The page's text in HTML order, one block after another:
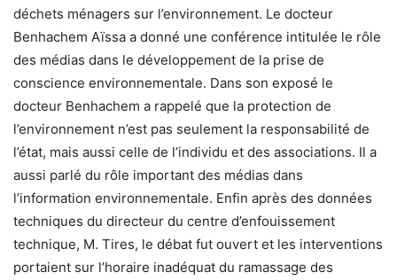
déchets ménagers sur l’environnement. Le docteur
Benhachem Aïssa a donné une conférence intitulée le rôle
des médias dans le développement de la prise de
conscience environnementale. Dans son exposé le
docteur Benhachem a rappelé que la protection de
l’environnement n’est pas seulement la responsabilité de
l’état, mais aussi celle de l’individu et des associations. Il a
aussi parlé du rôle important des médias dans
l’information environnementale. Enfin après des données
techniques du directeur du centre d’enfouissement
technique, M. Tires, le débat fut ouvert et les interventions
portaient sur l’horaire inadéquat du ramassage des